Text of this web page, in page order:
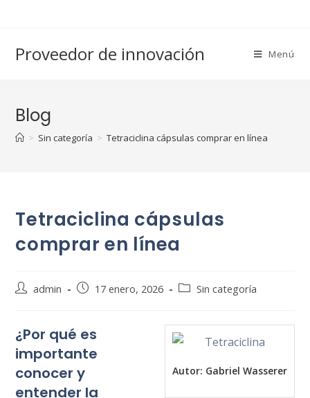
Proveedor de innovación Menú
Blog
> Sin categoría > Tetraciclina cápsulas comprar en línea
Tetraciclina cápsulas
comprar en línea
Autor
entrada:
admin
Publicación
entrada:
17 enero, 2026
Categoría
entrada:
Sin categoría
Autor: Gabriel Wasserer
¿Por qué es
importante
conocer y
entender la